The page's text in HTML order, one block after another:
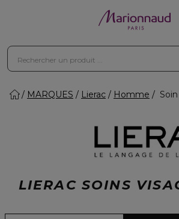
MARQUES Lierac Homme
LIERAC SOINS